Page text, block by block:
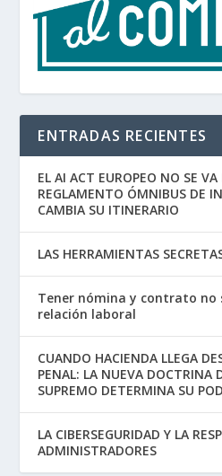
ENTRADAS RECIENTES
EL AI ACT EUROPEO NO SE
REGLAMENTO ÓMNIBUS DE
CAMBIA SU ITINERARIO
LAS HERRAMIENTAS
Tener nómina y contrato no
relación laboral
CUANDO HACIENDA LLEGA
PENAL: LA NUEVA DOCTRINA
SUPREMO DETERMINA SU
LA CIBERSEGURIDAD Y LA
ADMINISTRADORES